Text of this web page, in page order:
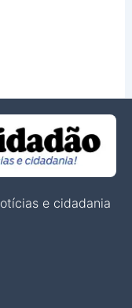
e cidadania